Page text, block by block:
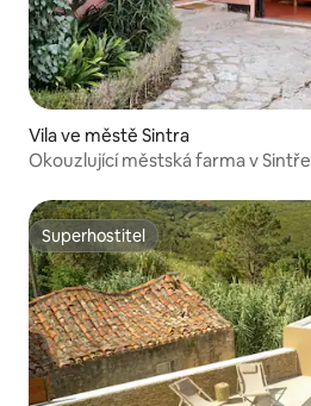
Vila ve městě Sintra
Okouzlující městská farma v Sintře
Superhostitel
Superhostitel